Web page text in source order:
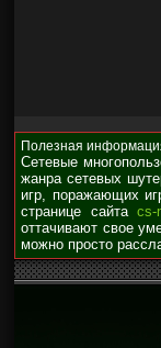
Полезная
Сетевые
жанра сетевых
игр, поражающих
странице сайта cs-
оттачивают свое
можно просто